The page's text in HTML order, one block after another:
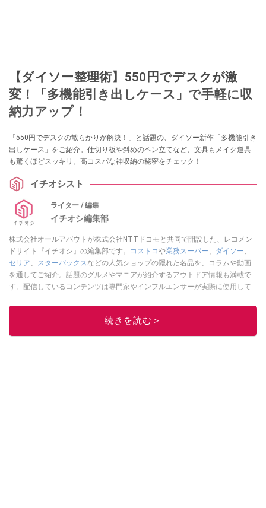
【ダイソー整理術】550円でデスクが激
変！「多機能引き出しケース」で手軽に収
納力アップ！
「550円でデスクの散らかりが解決！」と話題の、ダイソー新作「多機能引き
出しケース」をご紹介。仕切り板や斜めのペン立てなど、文具もメイク道具
も驚くほどスッキリ。高コスパな神収納の秘密をチェック！
イチオシスト
ライター / 編集
イチオシ編集部
株式会社オールアバウトが株式会社NTTドコモと共同で開設した、レコメン
ドサイト『イチオシ』の編集部です。
コストコや業務スーパー、 ダイソー、
セリア、 スターバックスなどの人気ショップの隠れた名品を、コラムや動画
を通してご紹介。話題のグルメやマニアが紹介するアウトドア情報も満載で
す。配信しているコンテンツは専門家やインフルエンサーが実際に使用して
ニュースでフォロー
続きを読む＞